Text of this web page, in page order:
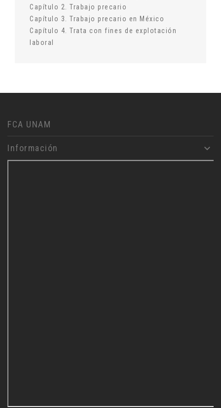
Capítulo 2. Trabajo precario
Capítulo 3. Trabajo precario en México
Capítulo 4. Trata con fines de explotación
laboral
FCA UNAM
Información 